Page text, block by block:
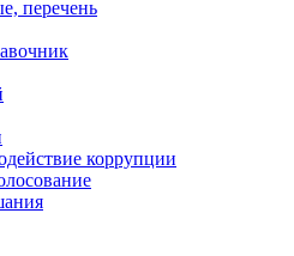
перечень
коррупции